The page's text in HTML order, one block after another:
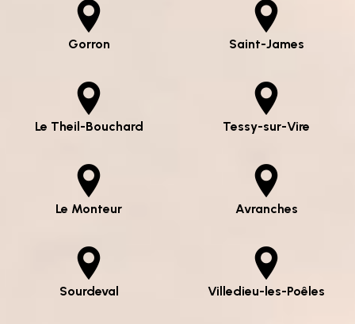
Gorron Saint-James
Le Theil-Bouchard Tessy-sur-Vire
Le Monteur Avranches
Sourdeval Villedieu-les-Poêles